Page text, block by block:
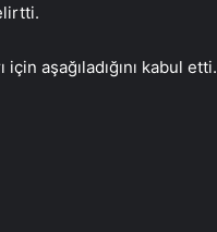
aşağıladığını kabul etti.